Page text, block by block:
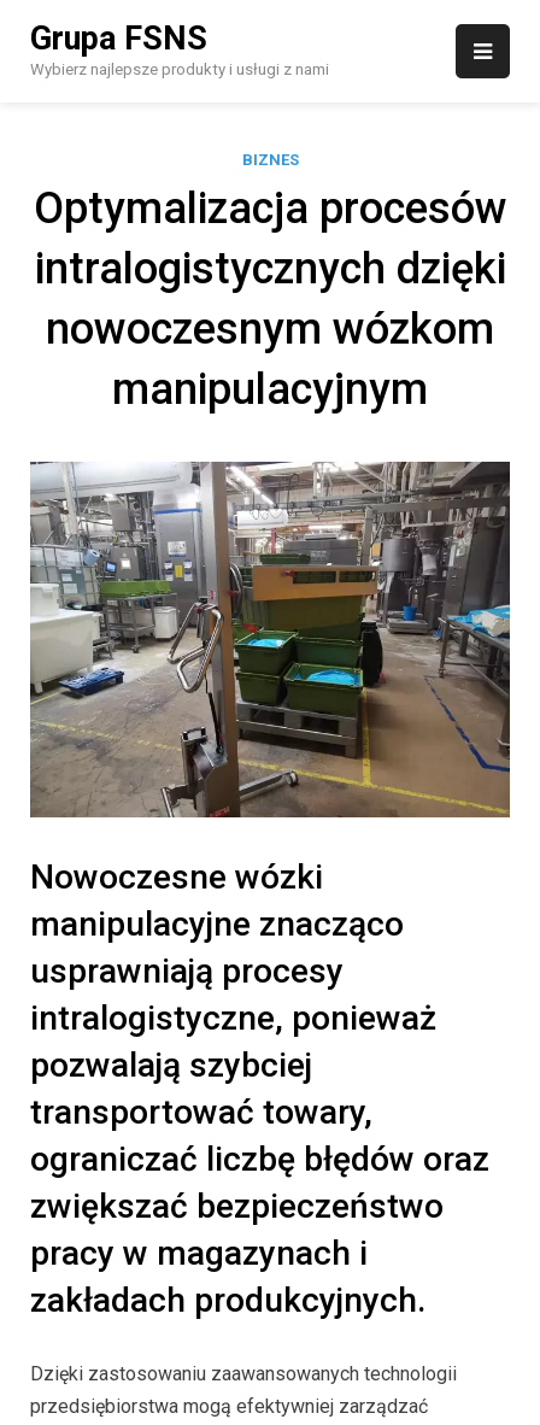
content
Grupa FSNS
Wybierz najlepsze produkty i usługi z nami
BIZNES
Optymalizacja procesów
intralogistycznych dzięki
nowoczesnym wózkom
manipulacyjnym
Nowoczesne wózki
manipulacyjne znacząco
usprawniają procesy
intralogistyczne, ponieważ
pozwalają szybciej
transportować towary,
ograniczać liczbę błędów oraz
zwiększać bezpieczeństwo
pracy w magazynach i
zakładach produkcyjnych.
Dzięki zastosowaniu zaawansowanych technologii
przedsiębiorstwa mogą efektywniej zarządzać